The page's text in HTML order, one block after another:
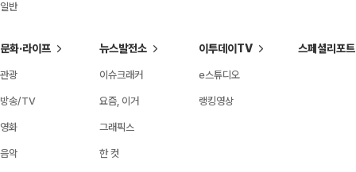
일반
문화·라이프
관광
방송/TV
영화
음악
뉴스발전소
이슈크래커
요즘, 이거
그래픽스
한 컷
이투데이TV
e스튜디오
랭킹영상
스페셜리포트